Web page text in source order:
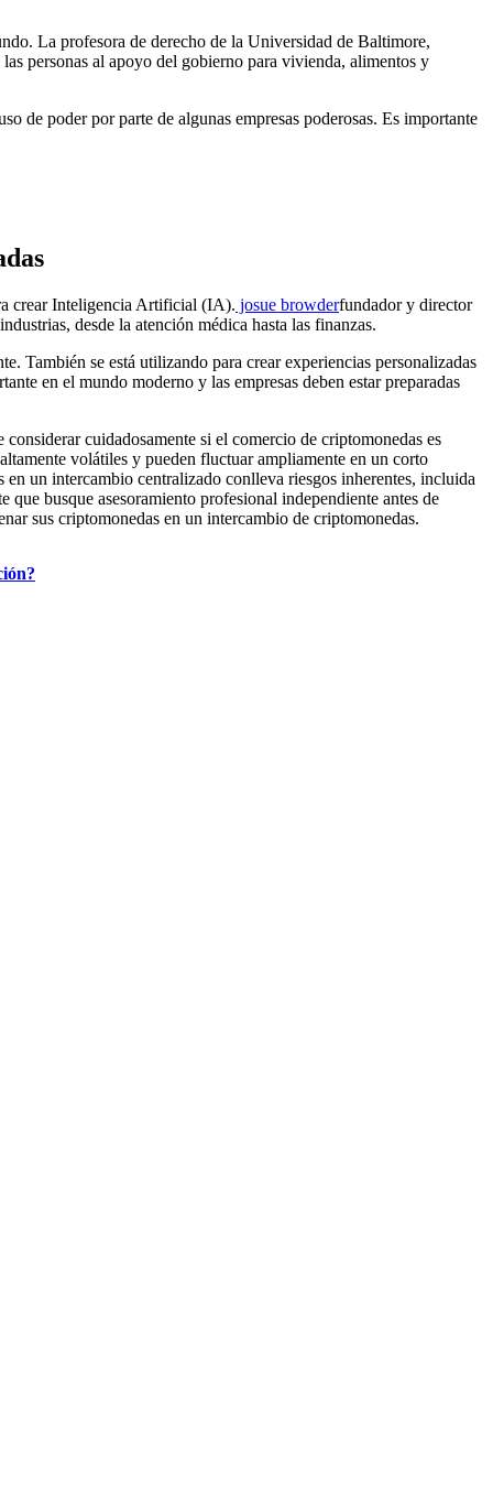
La profesora de derecho de la Universidad de Baltimore,
personas al apoyo del gobierno para vivienda, alimentos y
de poder por parte de algunas empresas poderosas. Es importante
crear Inteligencia Artificial (IA). josue browderfundador y director
desde la atención médica hasta las finanzas.
También se está utilizando para crear experiencias personalizadas
en el mundo moderno y las empresas deben estar preparadas
cuidadosamente si el comercio de criptomonedas es
volátiles y pueden fluctuar ampliamente en un corto
un intercambio centralizado conlleva riesgos inherentes, incluida
busque asesoramiento profesional independiente antes de
sus criptomonedas en un intercambio de criptomonedas.